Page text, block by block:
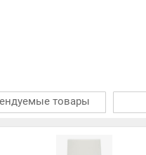
товары